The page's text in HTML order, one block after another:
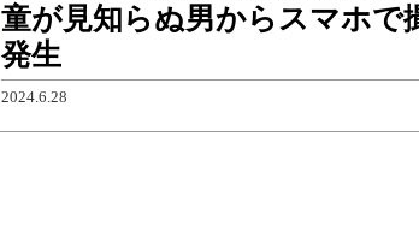
童が見知らぬ男からスマホで
発生
2024.6.28